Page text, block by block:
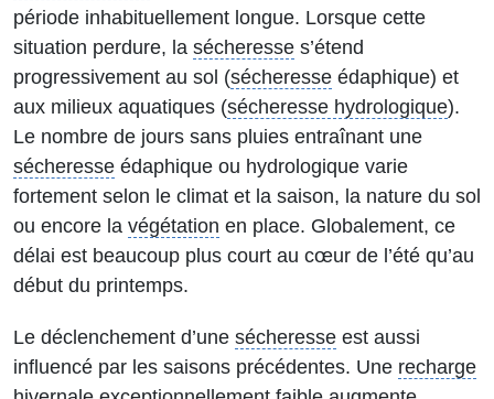
période inhabituellement longue. Lorsque cette
situation perdure, la sécheresse s’étend
progressivement au sol (sécheresse édaphique) et
aux milieux aquatiques (sécheresse hydrologique).
Le nombre de jours sans pluies entraînant une
sécheresse édaphique ou hydrologique varie
fortement selon le climat et la saison, la nature du sol
ou encore la végétation en place. Globalement, ce
délai est beaucoup plus court au cœur de l’été qu’au
début du printemps.
Le déclenchement d’une sécheresse est aussi
influencé par les saisons précédentes. Une recharge